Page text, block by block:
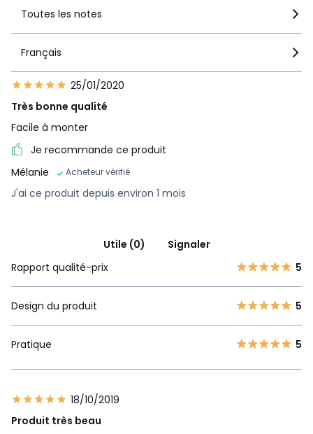
Toutes les notes
Français
25/01/2020
Très bonne qualité
Facile à monter
Je recommande ce produit
Mélanie
Acheteur vérifié
J'ai ce produit depuis environ 1 mois
Utile (0)
Signaler
Rapport qualité-prix
5
Design du produit 5
Pratique 5
18/10/2019
Produit très beau